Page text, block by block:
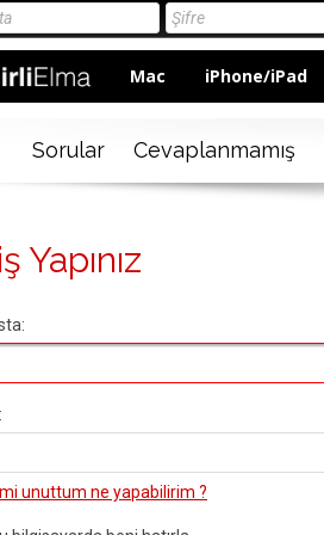
Mac iPhone/iPad
Sorular Cevaplanmamış
Yapınız
unuttum ne yapabilirim ?